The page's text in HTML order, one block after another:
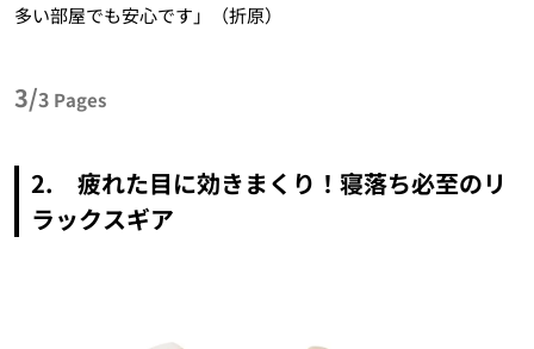
多い部屋でも安心です」（折原）
3/3 Pages
2. 疲れた目に効きまくり！寝落ち必至のリ
ラックスギア